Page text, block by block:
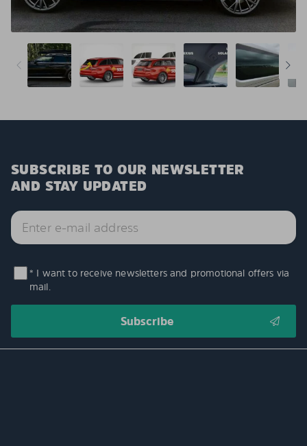
SUBSCRIBE TO OUR NEWSLETTER
AND STAY UPDATED
* I want to receive newsletters and promotional offers via
mail.